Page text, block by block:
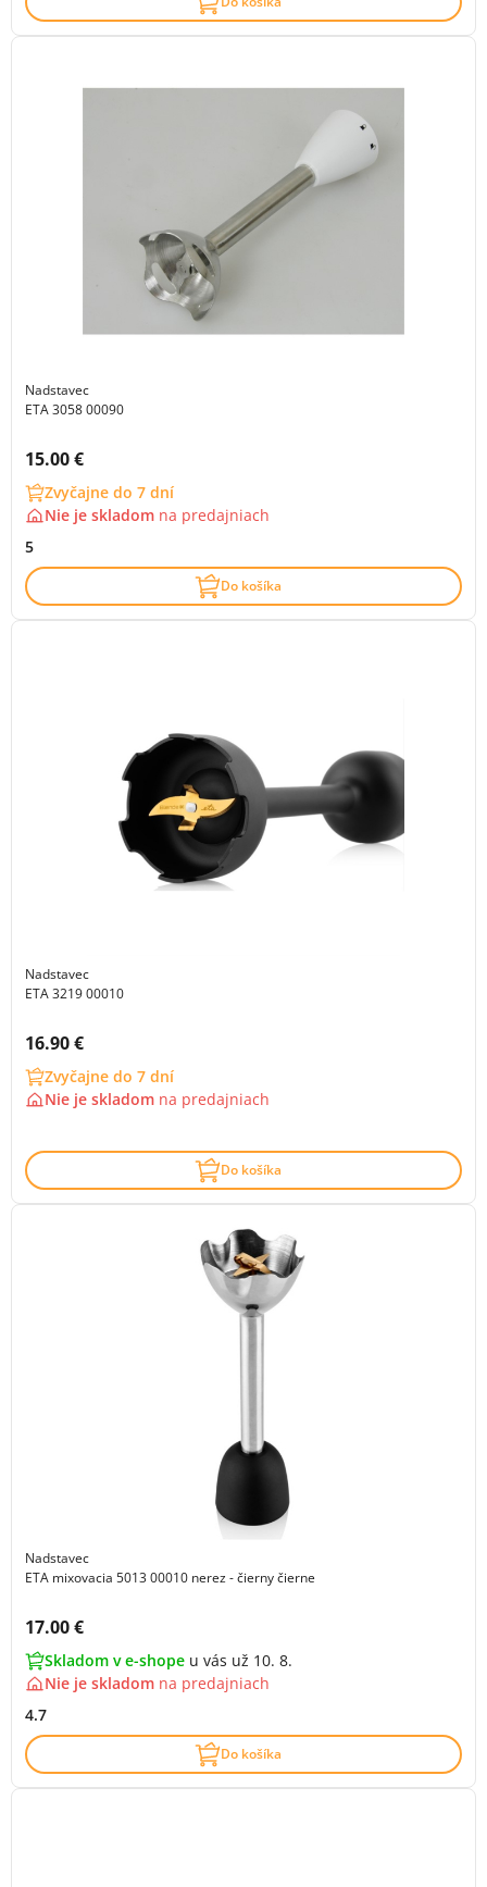
Nadstavec
ETA 3058 00090
Cena s DPH:
15.00 €
Zvyčajne do 7 dní
Nie je skladom na predajniach
5
Do košíka
Nadstavec
ETA 3219 00010
Cena s DPH:
16.90 €
Zvyčajne do 7 dní
Nie je skladom na predajniach
Do košíka
Nadstavec
ETA mixovacia 5013 00010 nerez - čierny čierne
Cena s DPH:
17.00 €
Skladom v e-shope u vás už 10. 8.
Nie je skladom na predajniach
4.7
Do košíka